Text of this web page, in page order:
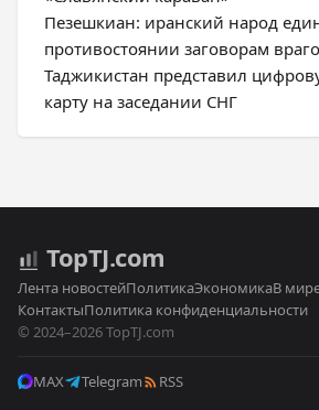
Пезешкиан: иранский народ
противостоянии заговорам
Таджикистан представил
карту на заседании СНГ
TopTJ.com
Лента новостейПолитикаЭкономикаВ
КонтактыПолитика конфиденциальности
© 2024–2026 TopTJ.com
MAX Telegram RSS